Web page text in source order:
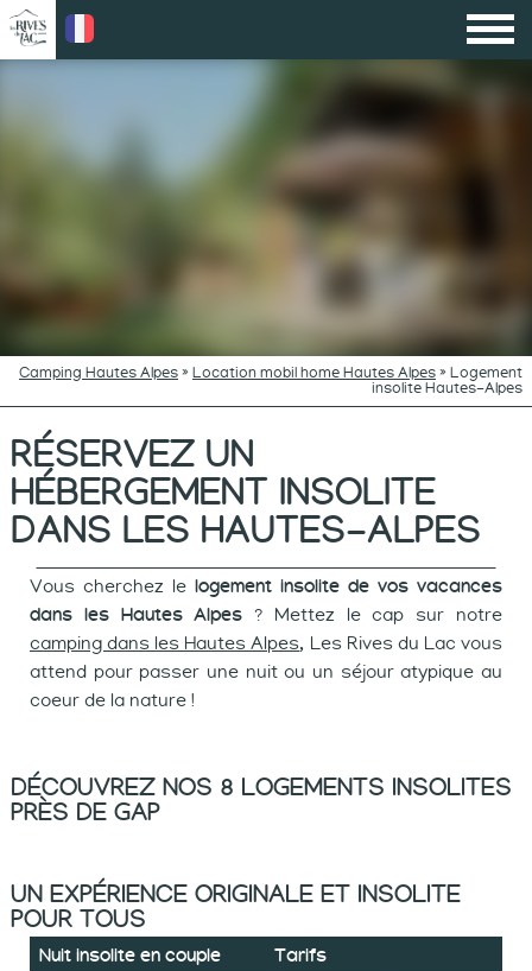
Camping Hautes Alpes » Location mobil home Hautes Alpes » Logement
insolite Hautes-Alpes
RÉSERVEZ UN
HÉBERGEMENT INSOLITE
DANS LES HAUTES-ALPES
Vous cherchez le logement insolite de vos vacances
dans les Hautes Alpes ? Mettez le cap sur notre
camping dans les Hautes Alpes, Les Rives du Lac vous
attend pour passer une nuit ou un séjour atypique au
coeur de la nature !
DÉCOUVREZ NOS 8 LOGEMENTS INSOLITES
PRÈS DE GAP
UN EXPÉRIENCE ORIGINALE ET INSOLITE
POUR TOUS
Nuit insolite en couple
Tarifs